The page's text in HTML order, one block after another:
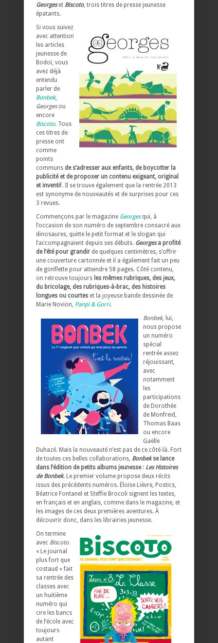
Georgeset Biscoto, trois titres de presse jeunesse
épatants.
Si vous suivez
avec attention
les articles
jeunesse de
Bodoï, vous
avez déjà
entendu
parler de
Bonbek,
Georgesou
encore
Biscoto. Tous
ces titres de
presse ont
comme
points
communs de s’adresser aux enfants, de boycotter la
publicité et de proposer un contenu exigeant, original
et inventif. Il se trouve également que la rentrée 2013
est synonyme de nouveautés et de surprises pour ces
3 revues.
Commençons par le magazine Georgesqui, à
l’occasion de son numéro de septembre consacré aux
dinosaures, quitte le petit format et le slogan qui
l’accompagnaient depuis ses débuts. Georgesa profité
de l’été pour grandir de quelques centimètres, s’offrir
une couverture cartonnée et il a également fait un peu
de gonflette pour atteindre 58 pages. Côté contenu,
on retrouve toujours les mêmes rubriques, des jeux,
du bricolage, des rubriques-à-brac, des histoires
longues ou courtes et la joyeuse bande dessinée de
Marie Novion, Panpi & Gorri.
Bonbek, lui,
nous propose
un numéro
spécial
rentrée assez
réjouissant,
avec
notamment
les
participations
de Dorothée
de Monfreid,
Thomas Baas
ou encore
Gaëlle
Duhazé. Mais la nouveauté n’est pas de ce côté-là. Fort
de toutes ces belles collaborations, Bonbekse lance
dans l’édition de petits albums jeunesse: Les Histoires
de Bonbek. Le premier volume propose deux récits
issus des précédents numéros. Éloïse Lièvre, Postics,
Béatrice Fontanel et Steffie Brocoli signent les textes,
en français et en anglais, comme dans le magazine, et
les images de ces deux premières aventures. À
découvrir donc, dans les librairies jeunesse.
On termine
avec Biscoto.
« Le journal
plus fort que
costaud » fait
sa rentrée des
classes avec
un huitième
numéro qui
cire les bancs
de l’école avec
toujours
autant